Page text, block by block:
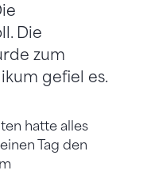
Die
zum
gefiel es.
hatte alles
Tag den